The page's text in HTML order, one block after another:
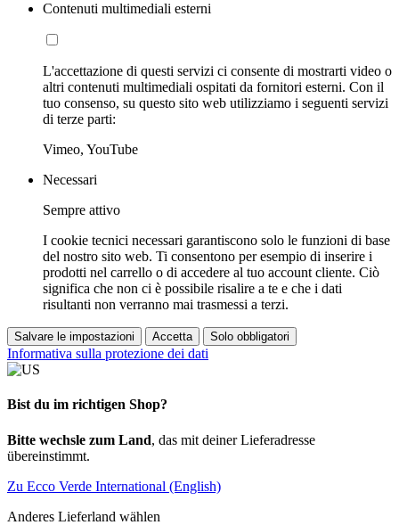
Contenuti multimediali esterni
L'accettazione di questi servizi ci consente di mostrarti video o
altri contenuti multimediali ospitati da fornitori esterni. Con il
tuo consenso, su questo sito web utilizziamo i seguenti servizi
di terze parti:
Vimeo, YouTube
Necessari
Sempre attivo
I cookie tecnici necessari garantiscono solo le funzioni di base
del nostro sito web. Ti consentono per esempio di inserire i
prodotti nel carrello o di accedere al tuo account cliente. Ciò
significa che non ci è possibile risalire a te e che i dati
risultanti non verranno mai trasmessi a terzi.
Salvare le impostazioni Accetta Solo obbligatori
Informativa sulla protezione dei dati
Bist du im richtigen Shop?
Bitte wechsle zum Land, das mit deiner Lieferadresse
übereinstimmt.
Zu Ecco Verde International (English)
Anderes Lieferland wählen